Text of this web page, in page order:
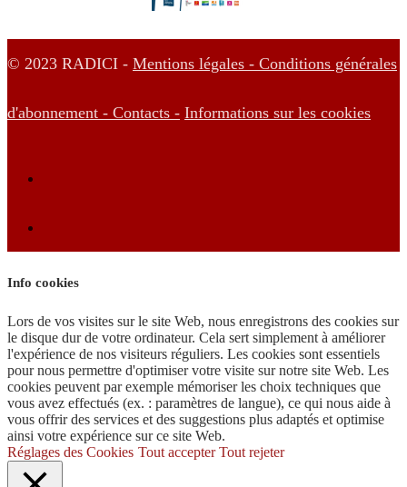
© 2023 RADICI - Mentions légales - Conditions générales
d'abonnement - Contacts - Informations sur les cookies
Info cookies
Lors de vos visites sur le site Web, nous enregistrons des cookies sur
le disque dur de votre ordinateur. Cela sert simplement à améliorer
l'expérience de nos visiteurs réguliers. Les cookies sont essentiels
pour nous permettre d'optimiser votre visite sur notre site Web. Les
cookies peuvent par exemple mémoriser les choix techniques que
vous avez effectués (ex. : paramètres de langue), ce qui nous aide à
vous offrir des services et des suggestions plus adaptés et optimise
ainsi votre expérience sur ce site Web.
Réglages des Cookies Tout accepter Tout rejeter